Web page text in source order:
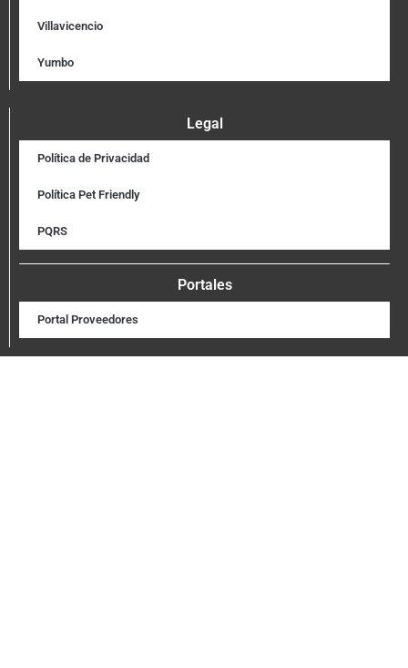
Villavicencio
Yumbo
Legal
Política de Privacidad
Política Pet Friendly
PQRS
Portales
Portal Proveedores